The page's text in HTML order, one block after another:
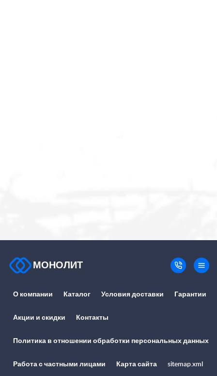
МОНОЛИТ
О компании Каталог Условия доставки Гарантии
Акции и скидки Контакты
Политика в отношении обработки персональных данных
Работа с частными лицами Карта сайта sitemap.xml